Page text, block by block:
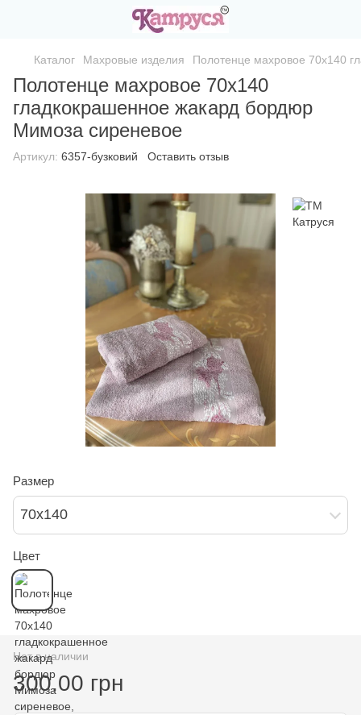
Каталог Махровые изделия Полотенце махровое 70х140
Полотенце махровое 70х140
гладкокрашенное жакард бордюр
Мимоза сиреневое
Артикул: 6357-бузковий Оставить отзыв
Размер
70х140
Цвет
Нет в наличии
300.00 грн